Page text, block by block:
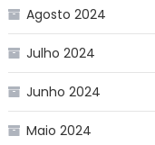
Agosto 2024
Julho 2024
Junho 2024
Maio 2024